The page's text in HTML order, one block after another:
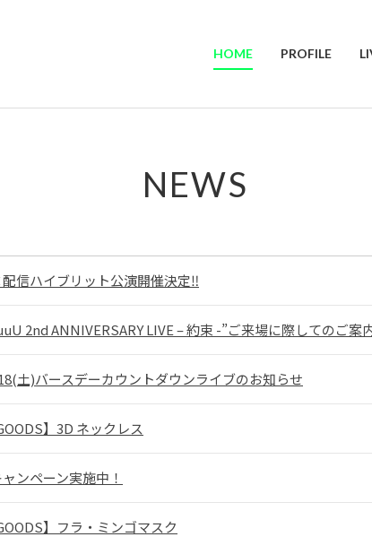
HOME PROFILE
NEWS
信ハイブリット公演開催決定‼︎
2nd ANNIVERSARY LIVE – 約束 -”ご来場に際してのご案
土)バースデーカウントダウンライブのお知らせ
】3D ネックレス
ンペーン実施中！
】フラ・ミンゴマスク